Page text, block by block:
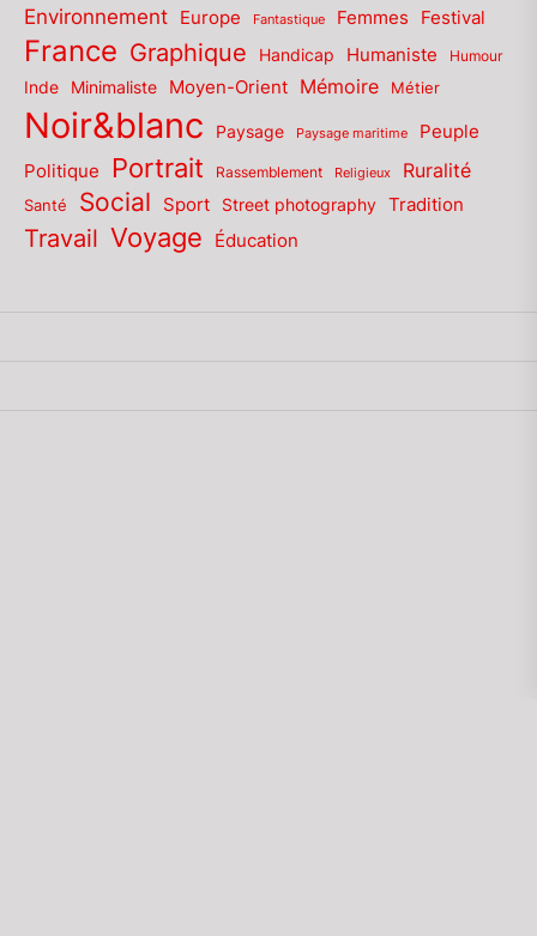
Environnement Europe Fantastique Femmes Festival
France Graphique Handicap Humaniste Humour
Inde Minimaliste Moyen-Orient Mémoire Métier
Noir&blanc Paysage Paysage maritime Peuple
Politique Portrait Rassemblement Religieux Ruralité
Santé Social Sport Street photography Tradition
Travail Voyage Éducation